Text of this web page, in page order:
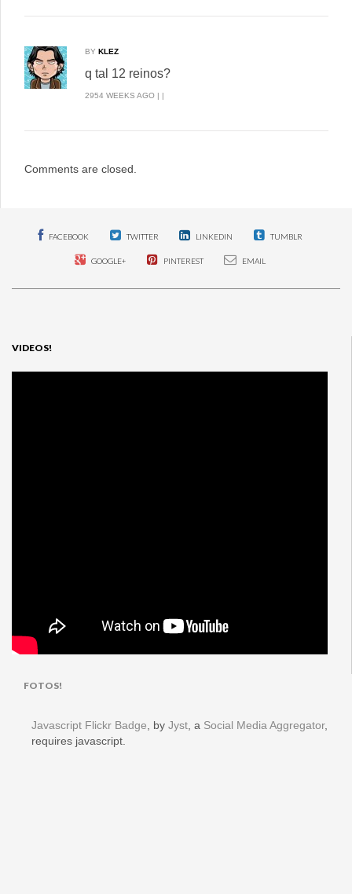
BY KLEZ
q tal 12 reinos?
2954 WEEKS AGO | |
Comments are closed.
FACEBOOK TWITTER LINKEDIN TUMBLR
GOOGLE+ PINTEREST EMAIL
VIDEOS!
FOTOS!
Javascript Flickr Badge , by Jyst , a Social Media Aggregator,
requires javascript.